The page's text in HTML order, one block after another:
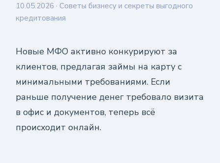
10.05.2026 · Советы бизнесу и секреты выгодного
кредитования
Новые МФО активно конкурируют за
клиентов, предлагая займы на карту с
минимальными требованиями. Если
раньше получение денег требовало визита
в офис и документов, теперь всё
происходит онлайн.